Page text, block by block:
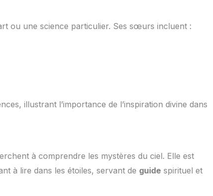
ou une science particulier. Ses sœurs incluent :
illustrant l’importance de l’inspiration divine dans
à comprendre les mystères du ciel. Elle est
à lire dans les étoiles, servant de guide spirituel et